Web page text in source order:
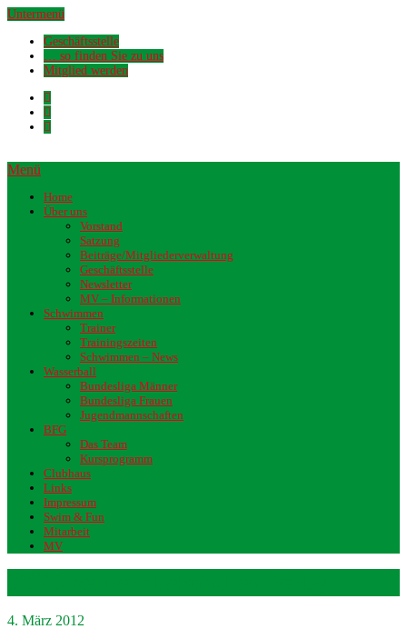
Untermenü
Geschäftsstelle
… so finden Sie zu uns
Mitglied werden
Menü
Home
Über uns
Vorstand
Satzung
Beiträge/Mitgliederverwaltung
Geschäftsstelle
Newsletter
MV – Informationen
Schwimmen
Trainer
Trainingszeiten
Schwimmen – News
Wasserball
Bundesliga Männer
Bundesliga Frauen
Jugendmannschaften
BFG
Das Team
Kursprogramm
Clubhaus
Links
Impressum
Swim & Fun
Mitarbeit
MV
4. März 2012